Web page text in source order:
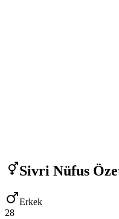
Sivri Nüfus
Erkek
28